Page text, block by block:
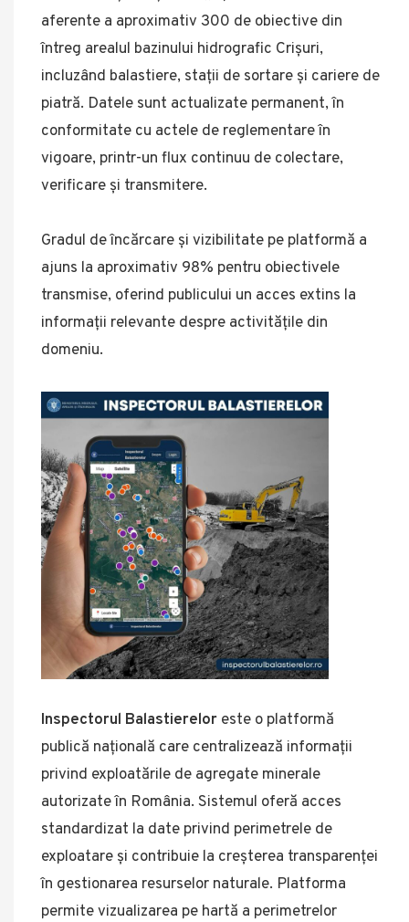
aferente a aproximativ 300 de obiective din
întreg arealul bazinului hidrografic Crișuri,
incluzând balastiere, stații de sortare și cariere de
piatră. Datele sunt actualizate permanent, în
conformitate cu actele de reglementare în
vigoare, printr-un flux continuu de colectare,
verificare și transmitere.
Gradul de încărcare și vizibilitate pe platformă a
ajuns la aproximativ 98% pentru obiectivele
transmise, oferind publicului un acces extins la
informații relevante despre activitățile din
domeniu.
Inspectorul Balastierelor este o platformă
publică națională care centralizează informații
privind exploatările de agregate minerale
autorizate în România. Sistemul oferă acces
standardizat la date privind perimetrele de
exploatare și contribuie la creșterea transparenței
în gestionarea resurselor naturale. Platforma
permite vizualizarea pe hartă a perimetrelor